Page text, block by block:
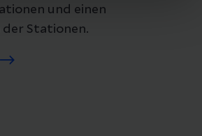
und einen
Stationen.